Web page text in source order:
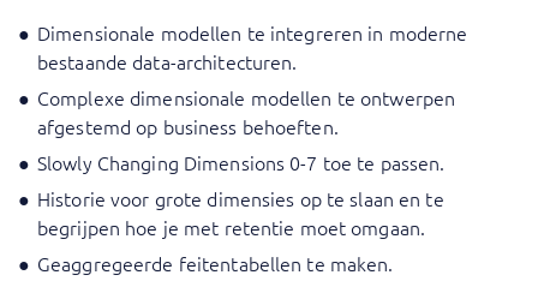
Dimensionale modellen te integreren in moderne
bestaande data-architecturen.
Complexe dimensionale modellen te ontwerpen
afgestemd op business behoeften.
Slowly Changing Dimensions 0-7 toe te passen.
Historie voor grote dimensies op te slaan en te
begrijpen hoe je met retentie moet omgaan.
Geaggregeerde feitentabellen te maken.